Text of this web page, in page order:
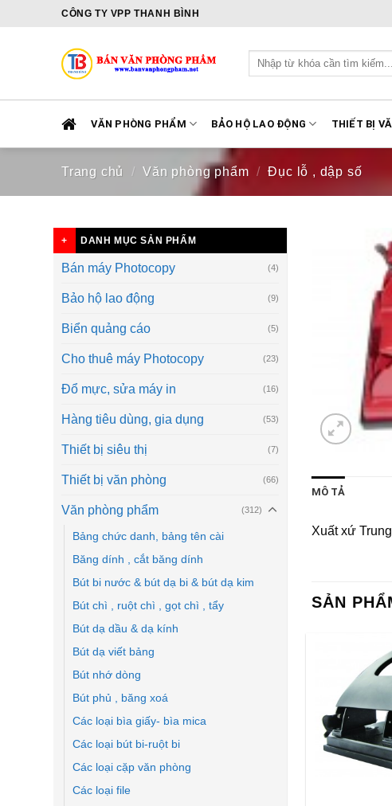
CÔNG TY VPP THANH BÌNH
Tìm
kiếm:
VĂN PHÒNG PHẨM BẢO HỘ LAO ĐỘNG THIẾT BỊ
Trang chủ / Văn phòng phẩm / Đục lỗ , dập số
DANH MỤC SẢN PHẨM
Bán máy Photocopy (4)
Bảo hộ lao động (9)
Biển quảng cáo (5)
Cho thuê máy Photocopy (23)
Đổ mực, sửa máy in (16)
Hàng tiêu dùng, gia dụng (53)
Thiết bị siêu thị (7)
Thiết bị văn phòng (66)
Văn phòng phẩm (312)
Bảng chức danh, bảng tên cài
Băng dính , cắt băng dính
Bút bi nước & bút dạ bi & bút dạ kim
Bút chì , ruột chì , gọt chì , tẩy
Bút dạ dầu & dạ kính
Bút dạ viết bảng
Bút nhớ dòng
Bút phủ , băng xoá
Các loại bìa giấy- bìa mica
Các loại bút bi-ruột bi
Các loại cặp văn phòng
Các loại file
MÔ TẢ
Xuất xứ
SẢN